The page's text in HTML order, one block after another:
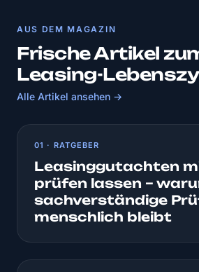
AUS DEM MAGAZIN
Frische Artikel
Leasing-
Alle Artikel ansehen →
01 · RATGEBER
Leasinggutachten
prüfen lassen –
sachverständige
menschlich bleibt